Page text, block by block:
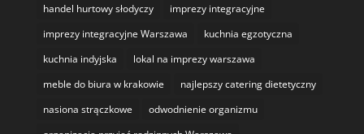
handel hurtowy słodyczy
imprezy integracyjne
imprezy integracyjne Warszawa
kuchnia egzotyczna
kuchnia indyjska
lokal na imprezy warszawa
meble do biura w krakowie
najlepszy catering dietetyczny
nasiona strączkowe
odwodnienie organizmu